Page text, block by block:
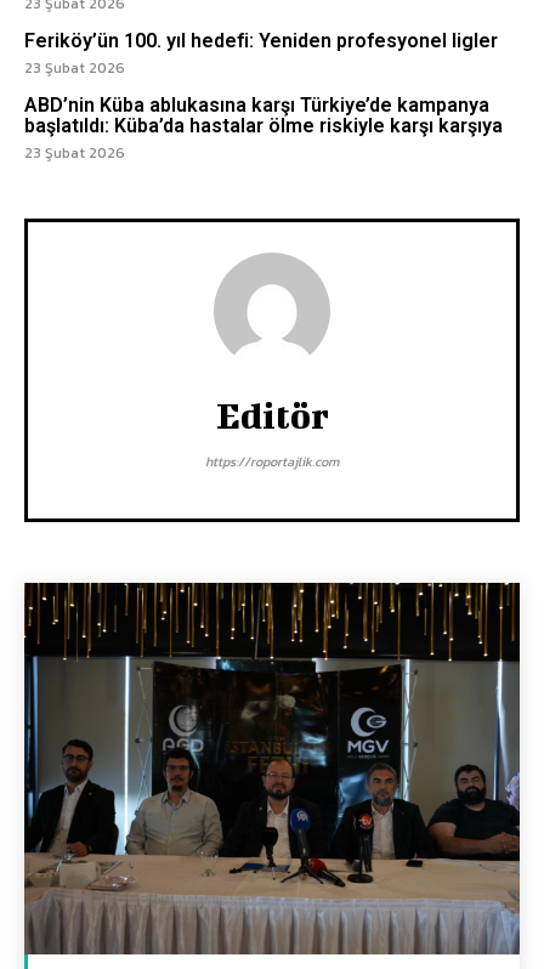
Feriköy’ün 100. yıl hedefi: Yeniden profesyonel ligler
23 Şubat 2026
ABD’nin Küba ablukasına karşı Türkiye’de kampanya
başlatıldı: Küba’da hastalar ölme riskiyle karşı karşıya
23 Şubat 2026
Editör
https://roportajlik.com